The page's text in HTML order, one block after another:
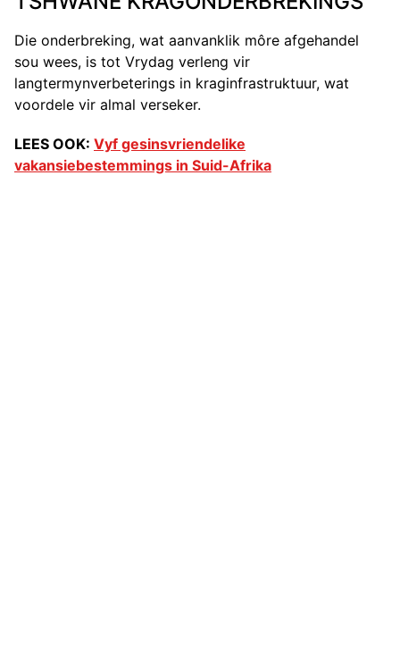
Die onderbreking, wat aanvanklik môre afgehandel
sou wees, is tot Vrydag verleng vir
langtermynverbeterings in kraginfrastruktuur, wat
voordele vir almal verseker.
LEES OOK: Vyf gesinsvriendelike
vakansiebestemmings in Suid-Afrika